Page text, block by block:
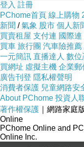
登入 註冊
PChome首頁 線上購物
新聞 /氣象 股市 個人新
買賣租屋 支付連 國際連
買車 旅行團 汽車險推薦
一元簡訊 直播達人 數位
買網址 虛擬主機 企業郵
廣告刊登 隱私權聲明
消費者保護 兒童網路安
About PChome 投資人
著作權保護 ｜網路家庭
Online
PChome Online and
Online Inc.